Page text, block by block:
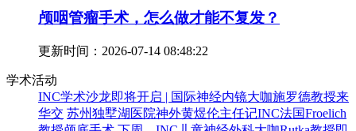
颅咽管瘤手术，怎么做才能不复发？
更新时间： 2026-07-14 08:48:22
学术活动
INC学术沙龙即将开启 | 国际神经内镜大咖施罗德教授来
华交 苏州独墅湖医院神外黄煜伦主任记INC法国Froelich